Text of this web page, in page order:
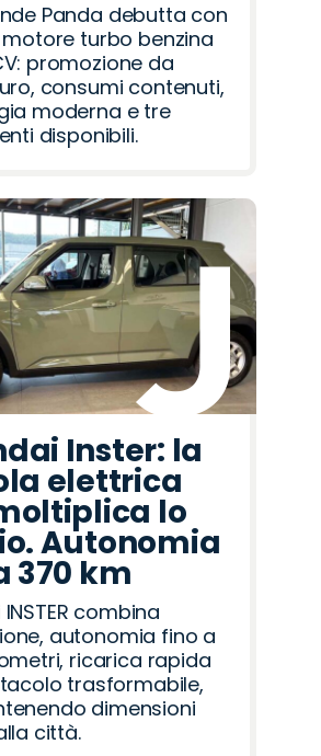
Panda debutta con
turbo benzina
promozione da
consumi contenuti,
moderna e tre
disponibili.
Inster: la
elettrica
lo
Autonomia
370 km
combina
autonomia fino a
ricarica rapida
trasformabile,
dimensioni
città.